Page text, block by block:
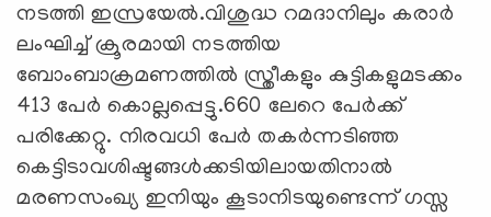
നടത്തി ഇസ്രയേല്‍.വിശുദ്ധ റമദാനിലും കരാര്‍
ലംഘിച്ച് ക്രൂരമായി നടത്തിയ
ബോംബാക്രമണത്തില്‍ സ്ത്രീകളും കുട്ടികളുമടക്കം
413 പേര്‍ കൊല്ലപ്പെട്ടു.660 ലേറെ പേര്‍ക്ക്
പരിക്കേറ്റു. നിരവധി പേര്‍ തകര്‍ന്നടിഞ്ഞ
കെട്ടിടാവശിഷ്ടങ്ങള്‍ക്കടിയിലായതിനാല്‍
മരണസംഖ്യ ഇനിയും കൂടാനിടയുണ്ടെന്ന് ഗസ്സ